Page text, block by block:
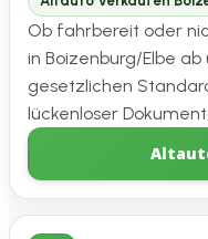
Ob fahrbereit oder
in Boizenburg/Elbe
gesetzlichen
lückenloser